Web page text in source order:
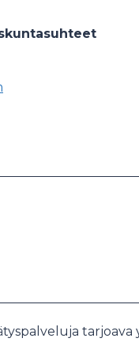
tarjoava